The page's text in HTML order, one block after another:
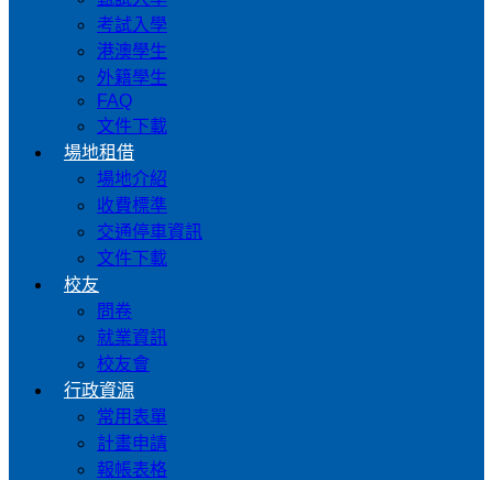
考試入學
港澳學生
外籍學生
FAQ
文件下載
場地租借
場地介紹
收費標準
交通停車資訊
文件下載
校友
問卷
就業資訊
校友會
行政資源
常用表單
計畫申請
報帳表格